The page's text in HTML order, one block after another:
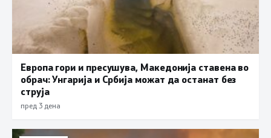
Европа гори и пресушува, Македонија ставена во
обрач: Унгарија и Србија можат да останат без
струја
пред 3 дена